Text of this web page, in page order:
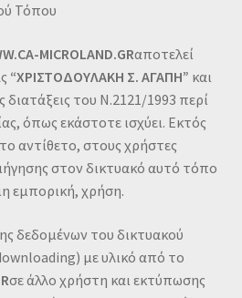
Τόπου
.CA-MICROLAND.GRαποτελεί
“ΧΡΙΣΤΟΔΟΥΛΑΚΗ Σ. ΑΓΑΠΗ” και
του Ν.2121/1993 περί
όπως εκάστοτε ισχύει. Εκτός
αντίθετο, στους χρήστες
στον δικτυακό αυτό τόπο
εμπορική, χρήση.
δεδομένων του δικτυακού
με υλικό από το
σε άλλο χρήστη και εκτύπωσης